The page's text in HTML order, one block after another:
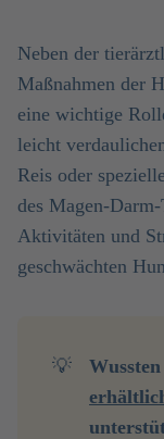
Neben der
Maßnahmen der
eine wichtige
leicht
Reis oder
des Magen-
Aktivitäten und
geschwächten
💡